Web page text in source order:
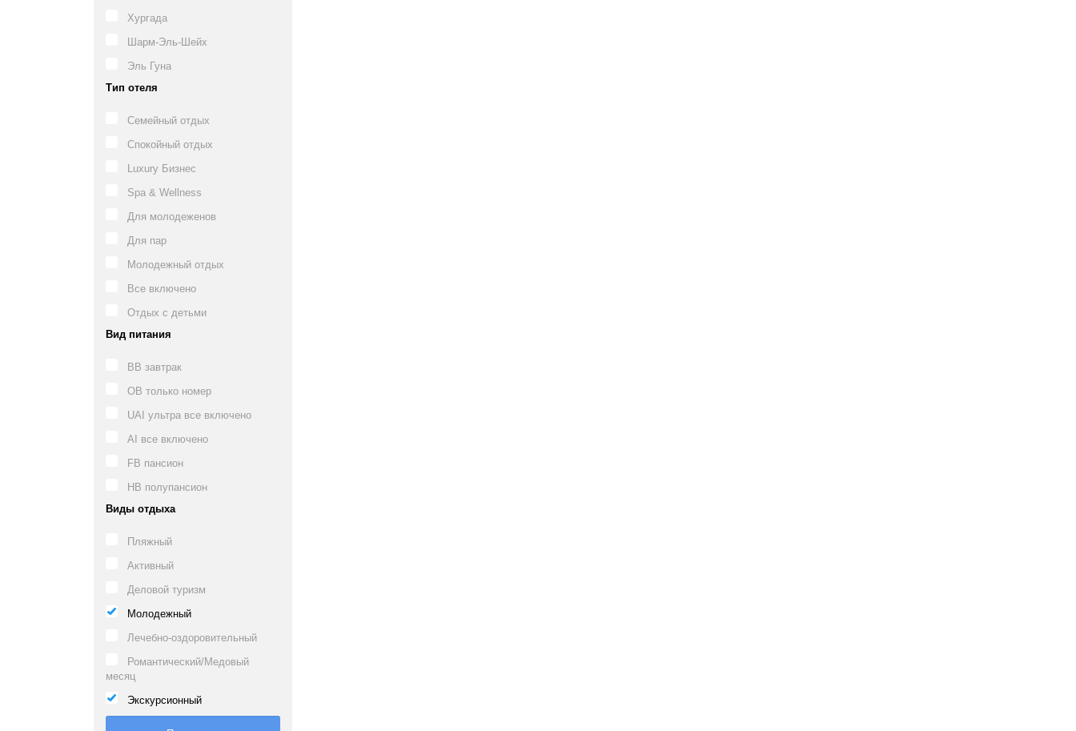
Хургада
Шарм-Эль-Шейх
Эль Гуна
Тип отеля
Семейный отдых
Спокойный отдых
Luxury Бизнес
Spa & Wellness
Для молодеженов
Для пар
Молодежный отдых
Все включено
Отдых с детьми
Вид питания
BB завтрак
OB только номер
UAI ультра все включено
AI все включено
FB пансион
HB полупансион
Виды отдыха
Пляжный
Активный
Деловой туризм
Молодежный
Лечебно-оздоровительный
Романтический/Медовый
месяц
Экскурсионный